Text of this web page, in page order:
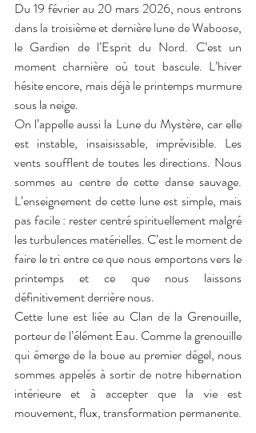
Du 19 février au 20 mars 2026, nous entrons
dans la troisième et dernière lune de Waboose,
le Gardien de l’Esprit du Nord. C’est un
moment charnière où tout bascule. L’hiver
hésite encore, mais déjà le printemps murmure
sous la neige.
On l’appelle aussi la Lune du Mystère, car elle
est instable, insaisissable, imprévisible. Les
vents soufflent de toutes les directions. Nous
sommes au centre de cette danse sauvage.
L’enseignement de cette lune est simple, mais
pas facile : rester centré spirituellement malgré
les turbulences matérielles. C’est le moment de
faire le tri entre ce que nous emportons vers le
printemps et ce que nous laissons
définitivement derrière nous.
Cette lune est liée au Clan de la Grenouille,
porteur de l’élément Eau. Comme la grenouille
qui émerge de la boue au premier dégel, nous
sommes appelés à sortir de notre hibernation
intérieure et à accepter que la vie est
mouvement, flux, transformation permanente.